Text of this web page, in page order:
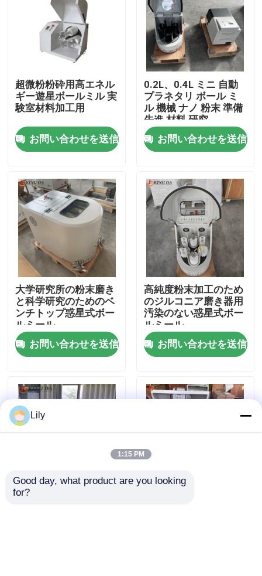
ホーム
製品
企業情報
会社案内
品質管理
お問い合わせ
惑星のボール ミル
超微粉粉砕用高エネル
ギー遊星ボールミル 実
験室材料加工用
お問い合わせを送信
0.2L、0.4L ミニ 自動
プラネタリ ボール ミ
ル 機械 ナノ 粉末 準備
先進 材料 研究
お問い合わせを送信
大学研究所の粉末磨き
と科学研究のためのベ
ンチトップ惑星式ボー
ルミール
お問い合わせを送信
高純度粉末加工のため
のジルコニア磨き器用
汚染のない惑星式ボー
ルミール
お問い合わせを送信
実験室用ボールミル
Lily
1:15 PM
Good day, what product are you looking
for?